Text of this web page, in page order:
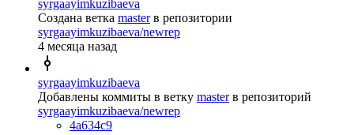
syrgaayimkuzibaeva
Создана ветка master в репозитории
syrgaayimkuzibaeva/newrep
4 месяца назад
syrgaayimkuzibaeva
Добавлены коммиты в ветку master в репозиторий
syrgaayimkuzibaeva/newrep
4a634c9